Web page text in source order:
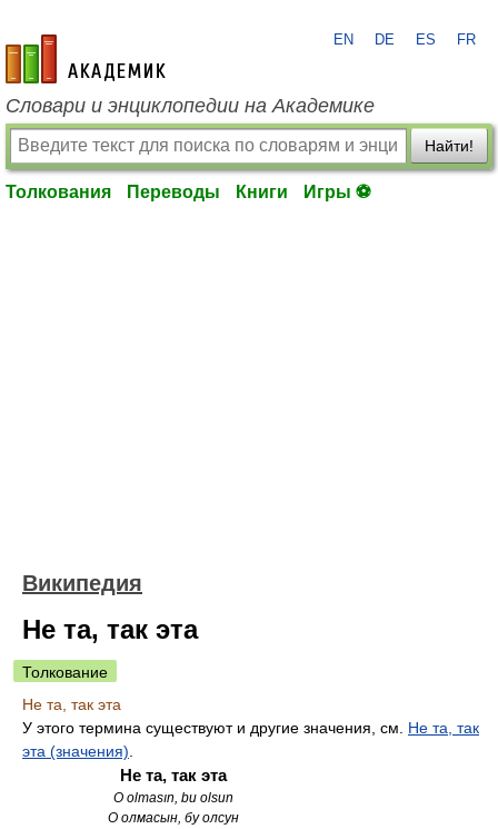
academic.ru
EN DE ES FR
Словари и энциклопедии на Академике
Найти!
Толкования Переводы Книги Игры ⚽
Википедия
Не та, так эта
Толкование
Не та, так эта
У этого термина существуют и другие значения, см. Не та, так
эта (значения)
Не та, так эта
O olmasın, bu olsun
О олмасын, бу олсун